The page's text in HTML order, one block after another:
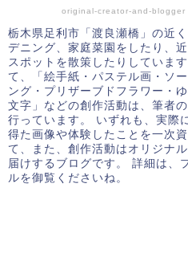
original-creator-and-blogger
栃木県足利市「渡良瀬橋」の近
デニング、家庭菜園をしたり、
スポットを散策したりしていま
て、「絵手紙・パステル画・ソ
ング・プリザーブドフラワー・
文字」などの創作活動は、筆者
行っています。 いずれも、実際
得た画像や体験したことを一次
て、また、創作活動はオリジナ
届けするブログです。 詳細は、
ルを御覧くださいね。